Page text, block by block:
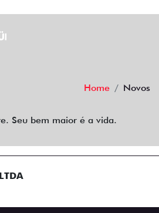
Home Novos
Seu bem maior é a vida.